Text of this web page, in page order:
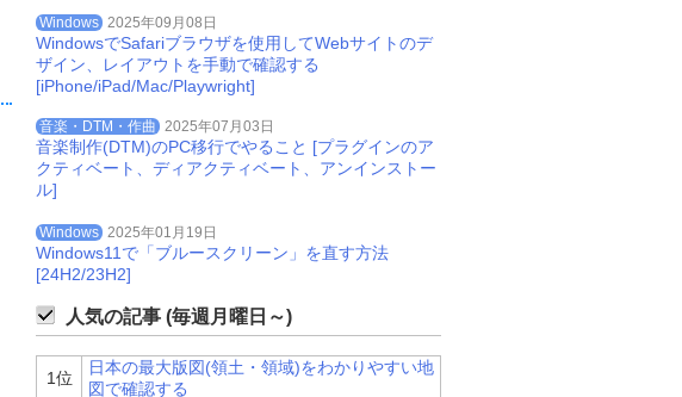
Windows 2025年09月08日
WindowsでSafariブラウザを使用してWebサイトのデ
ザイン、レイアウトを手動で確認する
[iPhone/iPad/Mac/Playwright]
音楽・DTM・作曲 2025年07月03日
音楽制作(DTM)のPC移行でやること [プラグインのア
クティベート、ディアクティベート、アンインストー
ル]
Windows 2025年01月19日
Windows11で「ブルースクリーン」を直す方法
[24H2/23H2]
人気の記事 (毎週月曜日～)
1位
日本の最大版図(領土・領域)をわかりやすい地
図で確認する